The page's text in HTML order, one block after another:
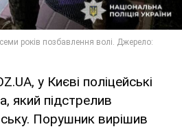
у Києві поліцейські
який підстрелив
Порушник вирішив